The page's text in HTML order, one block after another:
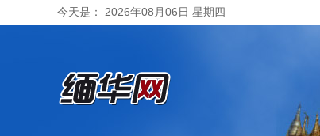
今天是： 2026年08月06日 星期四